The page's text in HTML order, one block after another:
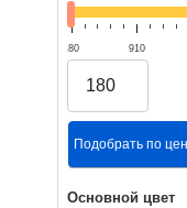
180 910
Подобрать по
Основной цвет